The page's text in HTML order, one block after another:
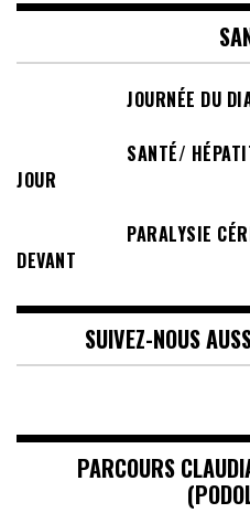
JOURNÉE DU
SANTÉ/
JOUR
PARALYSIE
DEVANT
SUIVEZ-NOUS
PARCOURS